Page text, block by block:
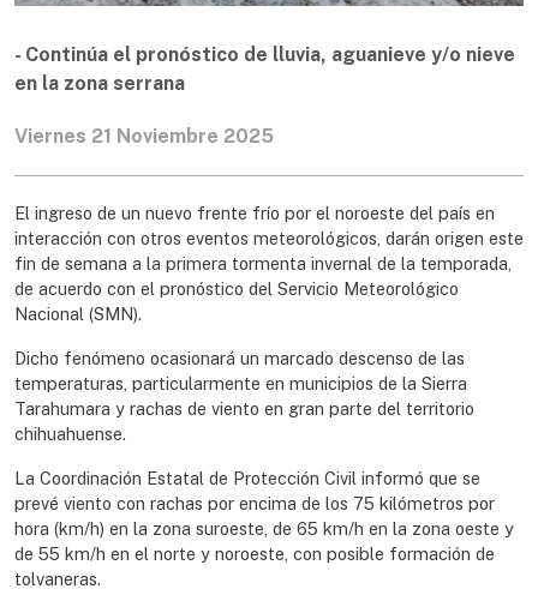
- Continúa el pronóstico de lluvia, aguanieve y/o nieve
en la zona serrana
Viernes 21 Noviembre 2025
El ingreso de un nuevo frente frío por el noroeste del país en
interacción con otros eventos meteorológicos, darán origen este
fin de semana a la primera tormenta invernal de la temporada,
de acuerdo con el pronóstico del Servicio Meteorológico
Nacional (SMN).
Dicho fenómeno ocasionará un marcado descenso de las
temperaturas, particularmente en municipios de la Sierra
Tarahumara y rachas de viento en gran parte del territorio
chihuahuense.
La Coordinación Estatal de Protección Civil informó que se
prevé viento con rachas por encima de los 75 kilómetros por
hora (km/h) en la zona suroeste, de 65 km/h en la zona oeste y
de 55 km/h en el norte y noroeste, con posible formación de
tolvaneras.